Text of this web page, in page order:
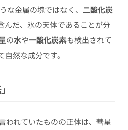
な金属の塊ではなく、 二酸化炭
んだ、氷の天体であることが分
の水や一酸化炭素も検出されて
然な成分です。
われていたものの正体は、彗星